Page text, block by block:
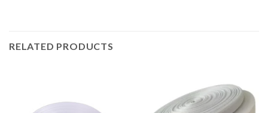
RELATED PRODUCTS